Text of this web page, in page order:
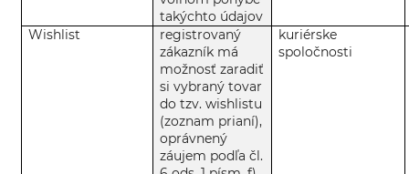
takýchto údajov
Wishlist
registrovaný
zákazník má
možnosť zaradiť
si vybraný tovar
do tzv. wishlistu
(zoznam prianí),
oprávnený
záujem podľa čl.
kuriérske
spoločnosti